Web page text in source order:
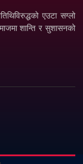
एउटा सग्लो
शान्ति र सुशासनको